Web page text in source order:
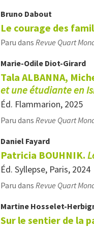
Bruno Dabout
Le courage des
Paru dans Revue Quart
Marie-Odile Diot-Girard
Tala ALBANNA,
et une étudiante en
Éd. Flammarion, 2025
Paru dans Revue Quart
Daniel Fayard
Patricia BOUHNIK.
Éd. Syllepse, Paris, 2024
Paru dans Revue Quart
Martine Hosselet-
Sur le sentier de la